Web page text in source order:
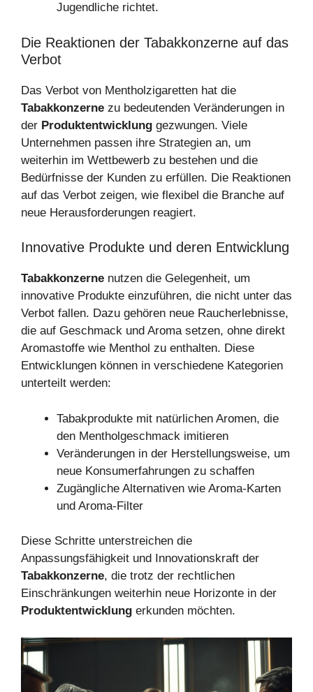
Jugendliche richtet.
Die Reaktionen der Tabakkonzerne auf das
Verbot
Das Verbot von Mentholzigaretten hat die
Tabakkonzerne zu bedeutenden Veränderungen in
der Produktentwicklung gezwungen. Viele
Unternehmen passen ihre Strategien an, um
weiterhin im Wettbewerb zu bestehen und die
Bedürfnisse der Kunden zu erfüllen. Die Reaktionen
auf das Verbot zeigen, wie flexibel die Branche auf
neue Herausforderungen reagiert.
Innovative Produkte und deren Entwicklung
Tabakkonzerne nutzen die Gelegenheit, um
innovative Produkte einzuführen, die nicht unter das
Verbot fallen. Dazu gehören neue Raucherlebnisse,
die auf Geschmack und Aroma setzen, ohne direkt
Aromastoffe wie Menthol zu enthalten. Diese
Entwicklungen können in verschiedene Kategorien
unterteilt werden:
Tabakprodukte mit natürlichen Aromen, die
den Mentholgeschmack imitieren
Veränderungen in der Herstellungsweise, um
neue Konsumerfahrungen zu schaffen
Zugängliche Alternativen wie Aroma-Karten
und Aroma-Filter
Diese Schritte unterstreichen die
Anpassungsfähigkeit und Innovationskraft der
Tabakkonzerne, die trotz der rechtlichen
Einschränkungen weiterhin neue Horizonte in der
Produktentwicklung erkunden möchten.